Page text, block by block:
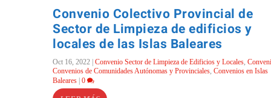
Convenio Colectivo Provincial de
Sector de Limpieza de edificios y
locales de las Islas Baleares
Oct 16, 2022 |Convenio Sector de Limpieza de Edificios y Locales,
Convenios de Comunidades Autónomas y Provinciales,Convenios en Islas
Baleares |0